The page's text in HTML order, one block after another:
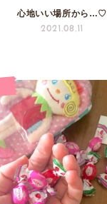
心地いい場所から…♡
2021.08.11